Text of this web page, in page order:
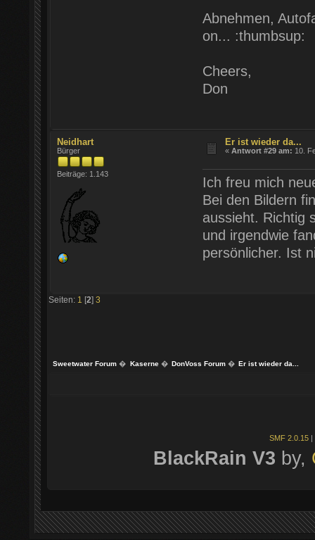
Abnehmen,
on... :thumbsup:
Cheers,
Don
Neidhart
Bürger
Beiträge: 1.143
Er ist wieder da...
«Antwort #29 am: 10.
Ich freu mich
Bei den Bildern
aussieht. Richtig
und irgendwie
persönlicher. Ist
Seiten: 1 [2] 3
Sweetwater Forum � Kaserne� DonVoss Forum� Er ist wieder da...
SMF 2.0.15 |
BlackRain V3 by,